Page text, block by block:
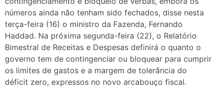
números ainda não tenham sido fechados, disse nesta
terça-feira (16) o ministro da Fazenda, Fernando
Haddad. Na próxima segunda-feira (22), o Relatório
Bimestral de Receitas e Despesas definirá o quanto o
governo tem de contingenciar ou bloquear para cumprir
os limites de gastos e a margem de tolerância do
déficit zero, expressos no novo arcabouço fiscal.